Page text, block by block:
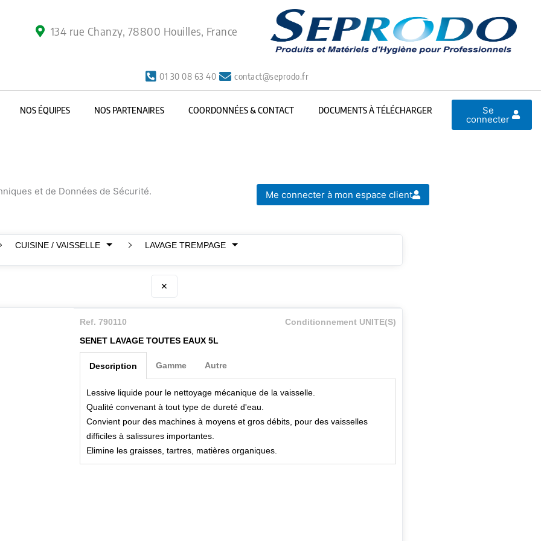
134 rue Chanzy, 78800 Houilles, France
01 30 08 63 40 contact@seprodo.fr
NOS ÉQUIPES NOS PARTENAIRES COORDONNÉES & CONTACT DOCUMENTS À TÉLÉCHARGER Se
connecter
et de Données de Sécurité. Me connecter à mon espace client
CUISINE / VAISSELLE LAVAGE TREMPAGE
✕
Ref. 790110
Conditionnement UNITE(S)
SENET LAVAGE TOUTES EAUX 5L
Description
Lessive liquide pour le nettoyage mécanique de la vaisselle.
Qualité convenant à tout type de dureté d'eau.
Convient pour des machines à moyens et gros débits, pour des vaisselles
difficiles à salissures importantes.
Elimine les graisses, tartres, matières organiques.
Gamme Autre